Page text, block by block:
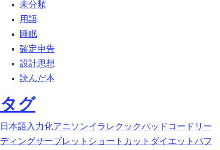
未分類 (63)
用語 (2)
睡眠 (1)
確定申告 (1)
設計思想 (5)
読んだ本 (1)
タグ
google-日本語入力 (1)https化 (1)アニソン (1)イラレ (1) クックパッド (1) コードリー
ディング (1)サーブレット (1) ショートカット (1) ダイエット (1) パフ